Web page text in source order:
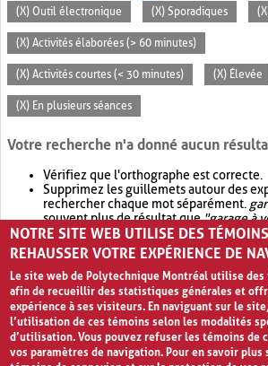
(X) Outil électronique (X) Sporadiques
(X) Activités élaborées (> 60 minutes)
(X) Activités courtes (< 30 minutes) (X) Élevée
(X) En plusieurs séances
Votre recherche n'a donné aucun
Vérifiez que l'orthographe est correcte.
Supprimez les guillemets autour des
rechercher chaque mot séparément.
souvent plus de résultat que"garage à
Envisagez d'élargir votre recherche avec
retournera souvent plus de résultat que
NOTRE SITE WEB UTILISE DES
REHAUSSER VOTRE EXPÉRIENCE DE
Le site web de Polytechnique Montréal utilise
afin de recueillir des statistiques générales et
expérience à ses visiteurs. En naviguant sur le
l’utilisation de ces témoins selon les modalités
d’utilisation. Vous pouvez refuser les témoins de
vos paramètres de navigation. Pour en savoir plus